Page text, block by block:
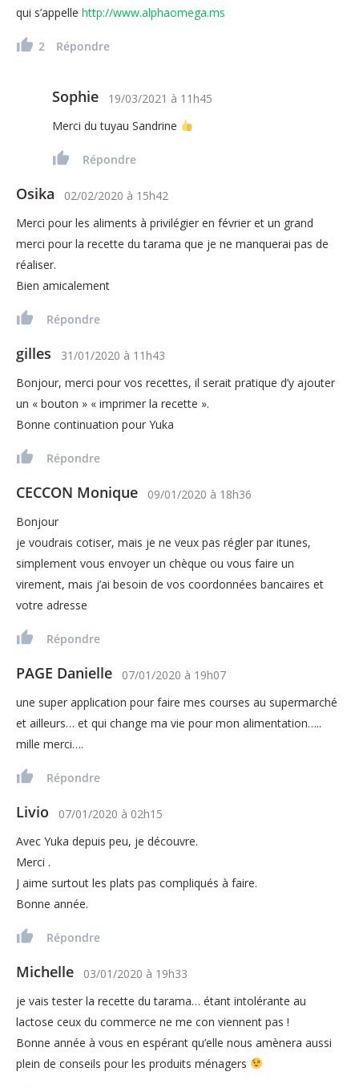
qui s’appelle http://www.alphaomega.ms
2 Répondre
Sophie 19/03/2021 à 11h45
Merci du tuyau Sandrine
Répondre
Osika 02/02/2020 à 15h42
Merci pour les aliments à privilégier en février et un grand
merci pour la recette du tarama que je ne manquerai pas de
réaliser.
Bien amicalement
Répondre
gilles 31/01/2020 à 11h43
Bonjour, merci pour vos recettes, il serait pratique d’y ajouter
un « bouton » « imprimer la recette ».
Bonne continuation pour Yuka
Répondre
CECCON Monique 09/01/2020 à 18h36
Bonjour
je voudrais cotiser, mais je ne veux pas régler par itunes,
simplement vous envoyer un chèque ou vous faire un
virement, mais j’ai besoin de vos coordonnées bancaires et
votre adresse
Répondre
PAGE Danielle 07/01/2020 à 19h07
une super application pour faire mes courses au supermarché
et ailleurs… et qui change ma vie pour mon alimentation…..
mille merci….
Répondre
Livio 07/01/2020 à 02h15
Avec Yuka depuis peu, je découvre.
Merci .
J aime surtout les plats pas compliqués à faire.
Bonne année.
Répondre
Michelle 03/01/2020 à 19h33
je vais tester la recette du tarama… étant intolérante au
lactose ceux du commerce ne me con viennent pas !
Bonne année à vous en espérant qu’elle nous amènera aussi
plein de conseils pour les produits ménagers